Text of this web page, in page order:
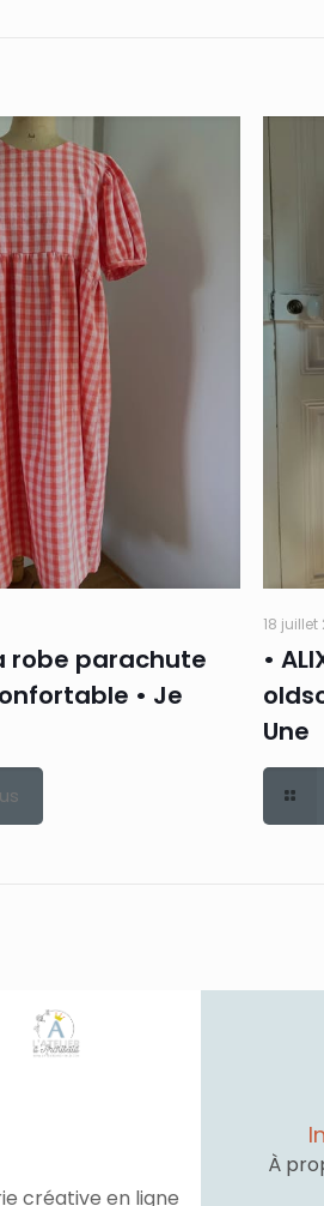
robe parachute
• Je
18 juillet
•
Une
créative en ligne
À